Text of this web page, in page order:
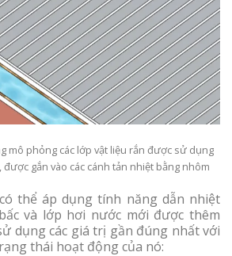
mô phỏng các lớp vật liệu rắn được sử dụng
gắn vào các cánh tản nhiệt bằng nhôm
thể áp dụng tính năng dẫn nhiệt
và lớp hơi nước mới được thêm
dụng các giá trị gần đúng nhất với
thái hoạt động của nó: